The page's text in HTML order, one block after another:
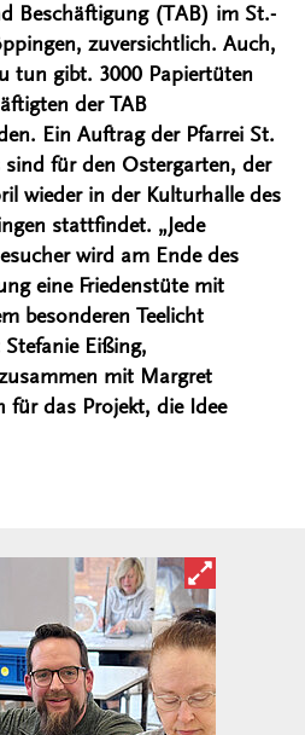
Beschäftigung (TAB) im St.-
zuversichtlich. Auch,
tun gibt. 3000 Papiertüten
der TAB
Ein Auftrag der Pfarrei St.
sind für den Ostergarten, der
wieder in der Kulturhalle des
stattfindet. „Jede
wird am Ende des
eine Friedenstüte mit
besonderen Teelicht
Stefanie Eißing,
mit Margret
für das Projekt, die Idee
Bild in